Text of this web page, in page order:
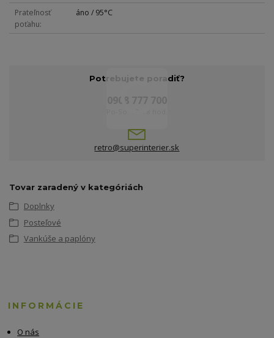
Prateľnosť
poťahu
áno / 95°C
Potrebujete poradiť?
retro@superinterier.sk
Tovar zaradený v kategóriách
Doplnky
Posteľové
Vankúše a paplóny
INFORMÁCIE
O nás